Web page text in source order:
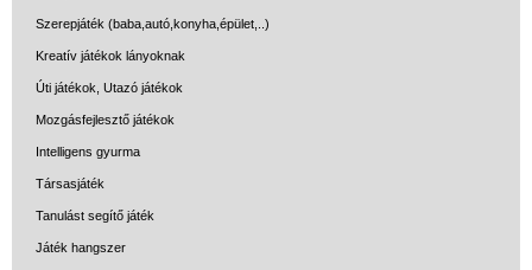
Szerepjáték (baba,autó,konyha,épület,..)
Kreatív játékok lányoknak
Úti játékok, Utazó játékok
Mozgásfejlesztő játékok
Intelligens gyurma
Társasjáték
Tanulást segítő játék
Játék hangszer